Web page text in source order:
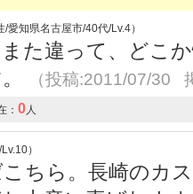
愛知県名古屋市/40代/Lv.4）
た違って、どこ
（投稿:2011/07/30
： 0人
）
ちら。長崎のカ